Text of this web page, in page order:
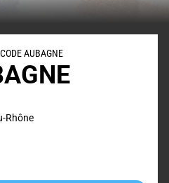
AUBAGNE
Rhône